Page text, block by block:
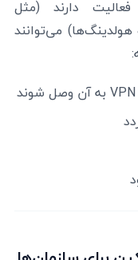
دارند (مثل
می‌توانند